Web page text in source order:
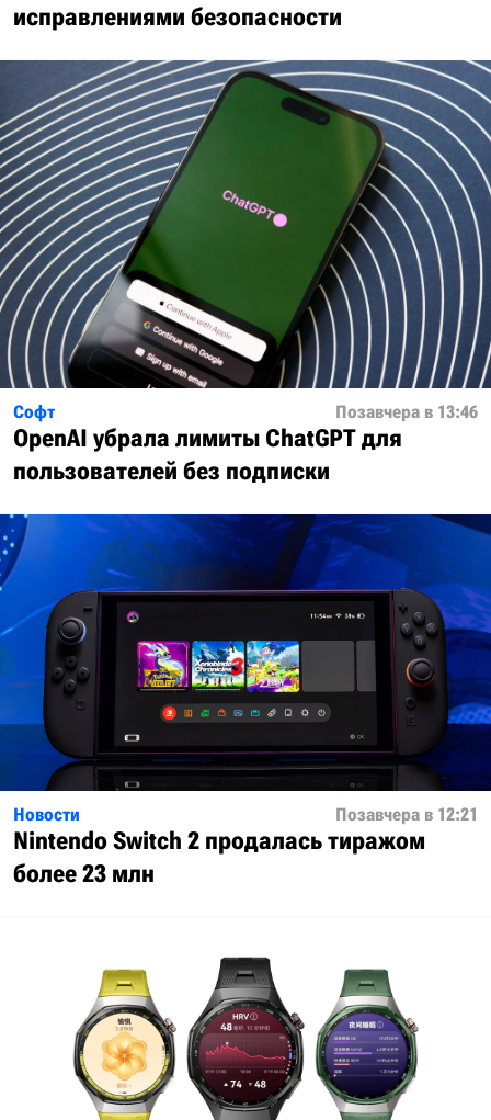
исправлениями безопасности
Софт Позавчера в 13:46
OpenAI убрала лимиты ChatGPT для
пользователей без подписки
Новости Позавчера в 12:21
Nintendo Switch 2 продалась тиражом
более 23 млн